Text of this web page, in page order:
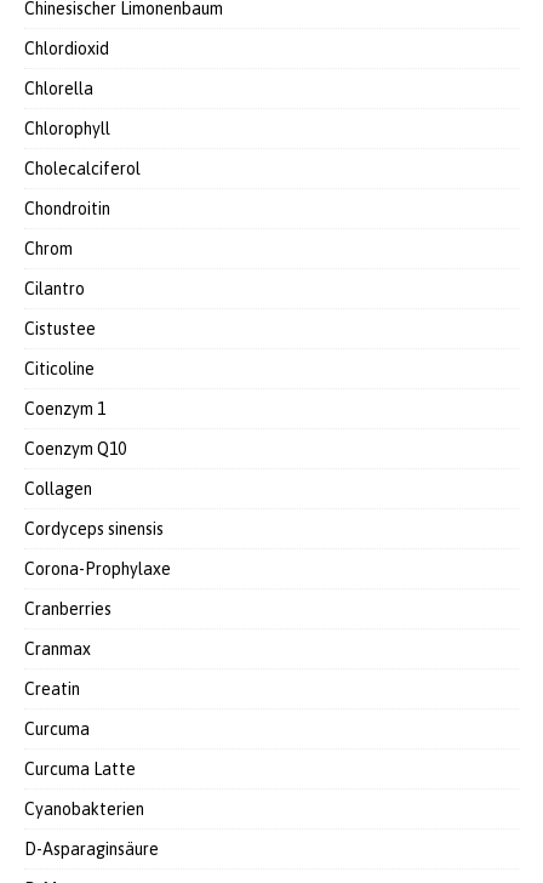
Chinesischer Limonenbaum
Chlordioxid
Chlorella
Chlorophyll
Cholecalciferol
Chondroitin
Chrom
Cilantro
Cistustee
Citicoline
Coenzym 1
Coenzym Q10
Collagen
Cordyceps sinensis
Corona-Prophylaxe
Cranberries
Cranmax
Creatin
Curcuma
Curcuma Latte
Cyanobakterien
D-Asparaginsäure